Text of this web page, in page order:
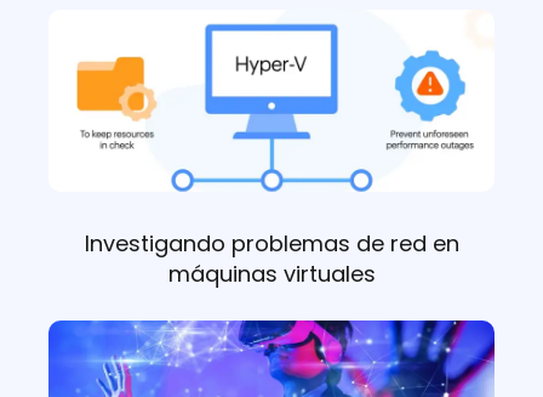
Investigando problemas de red en
máquinas virtuales